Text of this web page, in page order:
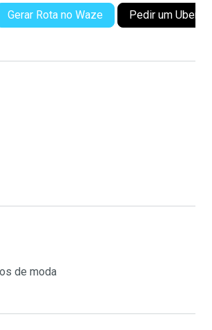
Gerar Rota no Waze Pedir um Uber
de moda